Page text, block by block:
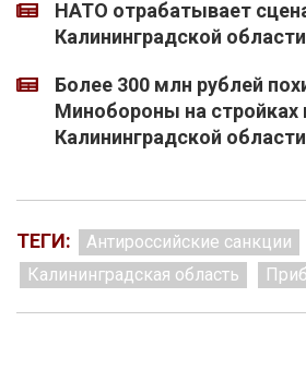
НАТО отрабатывает
Калининградской области
Более 300 млн рублей
Минобороны на стройках
Калининградской области
ТЕГИ:
Антироссийские санкции
Калининградская область